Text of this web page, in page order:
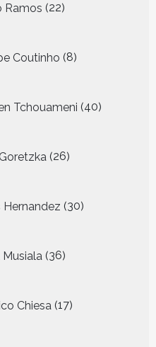
Ramos 22
producten
Coutinho 8
producten
Tchouameni 40
producten
26
producten
Hernandez 30
producten
36
producten
Chiesa 17
producten